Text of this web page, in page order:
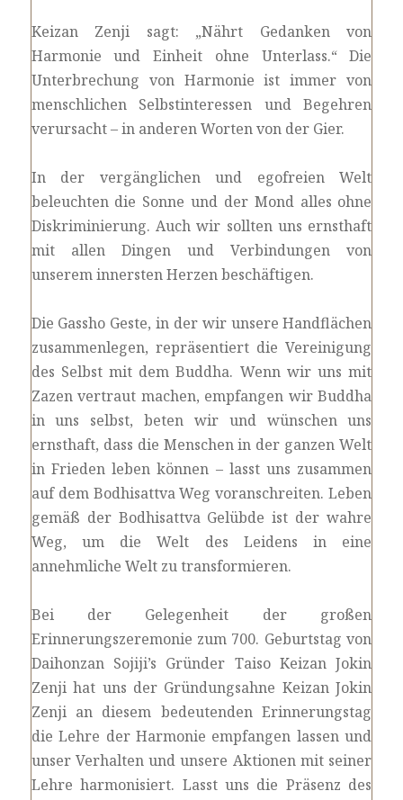
Keizan Zenji sagt: „Nährt Gedanken von
Harmonie und Einheit ohne Unterlass.“ Die
Unterbrechung von Harmonie ist immer von
menschlichen Selbstinteressen und Begehren
verursacht – in anderen Worten von der Gier.
In der vergänglichen und egofreien Welt
beleuchten die Sonne und der Mond alles ohne
Diskriminierung. Auch wir sollten uns ernsthaft
mit allen Dingen und Verbindungen von
unserem innersten Herzen beschäftigen.
Die Gassho Geste, in der wir unsere Handflächen
zusammenlegen, repräsentiert die Vereinigung
des Selbst mit dem Buddha. Wenn wir uns mit
Zazen vertraut machen, empfangen wir Buddha
in uns selbst, beten wir und wünschen uns
ernsthaft, dass die Menschen in der ganzen Welt
in Frieden leben können – lasst uns zusammen
auf dem Bodhisattva Weg voranschreiten. Leben
gemäß der Bodhisattva Gelübde ist der wahre
Weg, um die Welt des Leidens in eine
annehmliche Welt zu transformieren.
Bei der Gelegenheit der großen
Erinnerungszeremonie zum 700. Geburtstag von
Daihonzan Sojiji’s Gründer Taiso Keizan Jokin
Zenji hat uns der Gründungsahne Keizan Jokin
Zenji an diesem bedeutenden Erinnerungstag
die Lehre der Harmonie empfangen lassen und
unser Verhalten und unsere Aktionen mit seiner
Lehre harmonisiert. Lasst uns die Präsenz des